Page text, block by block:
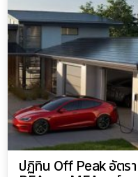
ปฏิทิน Off Peak อัตร